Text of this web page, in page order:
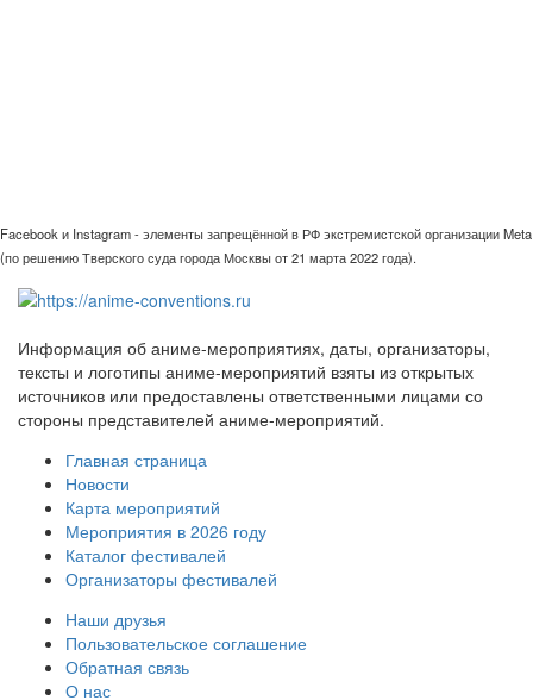
Facebook и Instagram - элементы запрещённой в РФ экстремистской организации Meta
(по решению Тверского суда города Москвы от 21 марта 2022 года).
Информация об аниме-мероприятиях, даты, организаторы,
тексты и логотипы аниме-мероприятий взяты из открытых
источников или предоставлены ответственными лицами со
стороны представителей аниме-мероприятий.
Главная страница
Новости
Карта мероприятий
Мероприятия в 2026 году
Каталог фестивалей
Организаторы фестивалей
Наши друзья
Пользовательское соглашение
Обратная связь
О нас